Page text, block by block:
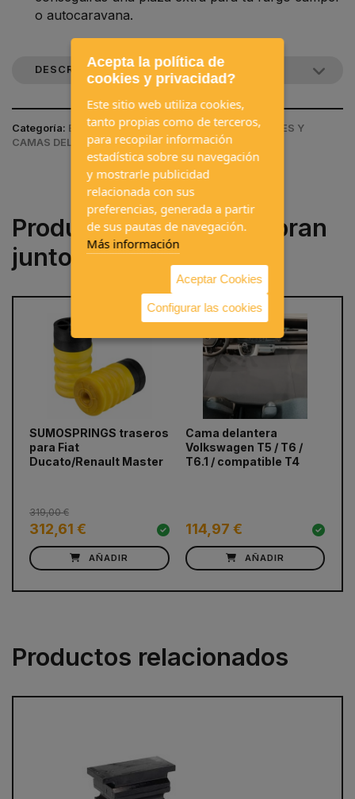
o autocaravana.
DESCRIPCIÓN DEL PRODUCTO
Categoría: EQUIPAMIENTOS INTERIORES / COLCHONES Y
CAMAS DELANTERAS
Productos que se compran
juntos a menudo
SUMOSPRINGS traseros
para Fiat
Ducato/Renault Master
312,61 €
319,00 €
AÑADIR
Cama delantera
Volkswagen T5 / T6 /
T6.1 / compatible T4
114,97 €
AÑADIR
prev next
Productos relacionados
Acepta la política de
cookies y privacidad?
Este sitio web utiliza cookies,
tanto propias como de terceros,
para recopilar información
estadística sobre su navegación
y mostrarle publicidad
relacionada con sus
preferencias, generada a partir
de sus pautas de navegación.
Más información
Aceptar Cookies
Configurar las cookies